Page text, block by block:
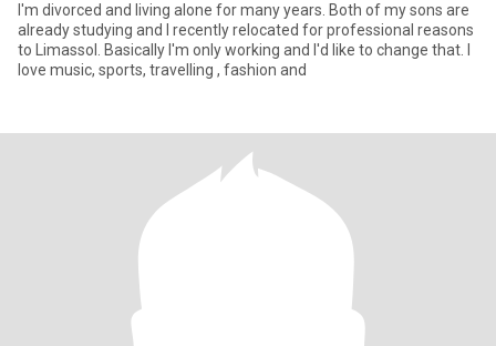
I'm divorced and living alone for many years. Both of my sons are
already studying and I recently relocated for professional reasons
to Limassol. Basically I'm only working and I'd like to change that. I
love music, sports, travelling , fashion and